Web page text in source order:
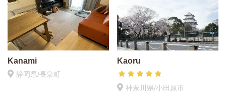
Kanami
静岡県/長泉町
Kaoru
神奈川県/小田原市